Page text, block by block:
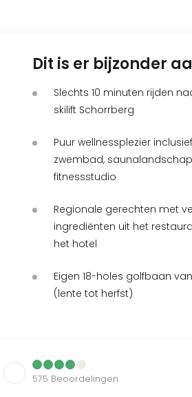
Dit is er bijzonder
Slechts 10 minuten rijden
skilift Schorrberg
Puur wellnessplezier inclusief
zwembad,
fitnessstudio
Regionale gerechten met
ingrediënten uit het
het hotel
Eigen 18-holes golfbaan
(lente tot herfst)
575 Beoordelingen